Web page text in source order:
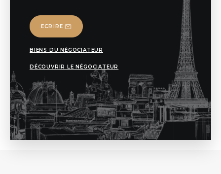
ECRIRE
BIENS DU NÉGOCIATEUR
DÉCOUVRIR LE NÉGOCIATEUR